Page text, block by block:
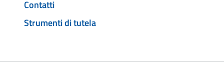
Contatti
Strumenti di tutela